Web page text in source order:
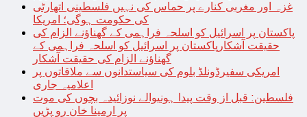
غزہ اور مغربی کنارے پر حماس کی نہیں فلسطینی اتھارٹی
کی حکومت ہوگی؛ امریکا
پاکستان پر اسرائیل کو اسلحہ فراہمی کے گھناؤنے الزام کی
حقیقت آشکارپاکستان پر اسرائیل کو اسلحہ فراہمی کے
گھناؤنے الزام کی حقیقت آشکار
امریکی سفیرڈونلڈ بلوم کی سیاستدانوں سے ملاقاتوں پر
اعلامیہ جاری
فلسطین: قبل از وقت پیدا ہونیوالے نوزائیدہ بچوں کی موت
پر ارمینا خان رو پڑیں